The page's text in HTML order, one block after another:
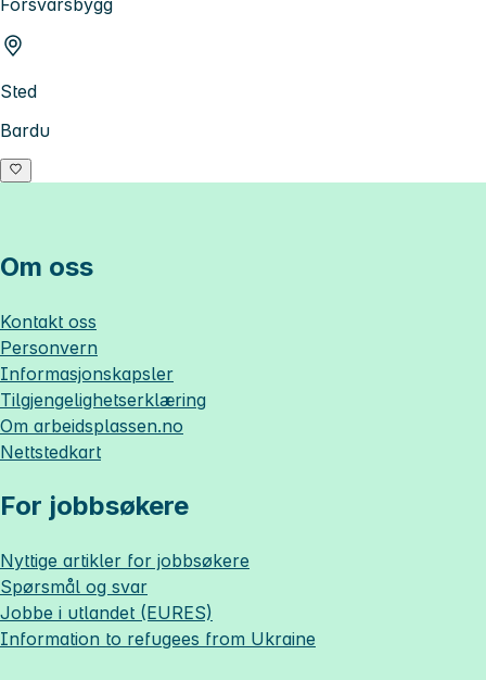
Forsvarsbygg
Sted
Bardu
Om oss
Kontakt oss
Personvern
Informasjonskapsler
Tilgjengelighetserklæring
Om arbeidsplassen.no
Nettstedkart
For jobbsøkere
Nyttige artikler for jobbsøkere
Spørsmål og svar
Jobbe i utlandet (EURES)
Information to refugees from Ukraine